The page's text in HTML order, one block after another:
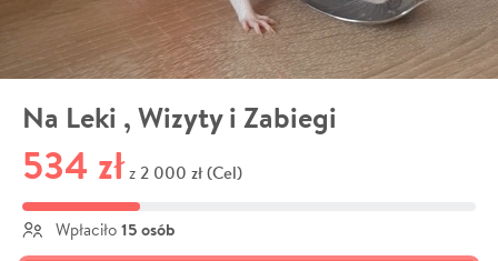
Na Leki , Wizyty i Zabiegi
534 zł z 2 000 zł (Cel)
Wpłaciło 15 osób